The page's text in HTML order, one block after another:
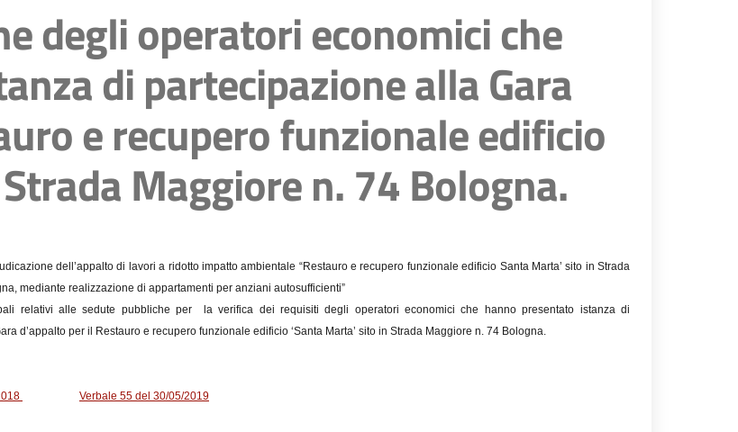
degli operatori economici che
di partecipazione alla Gara
e recupero funzionale edificio
Maggiore n. 74 Bologna.
dell’appalto di lavori a ridotto impatto ambientale “Restauro e recupero funzionale edificio Santa Marta’ sito in Strada
mediante realizzazione di appartamenti per anziani autosufficienti”
relativi alle sedute pubbliche per la verifica dei requisiti degli operatori economici che hanno presentato istanza di
d’appalto per il Restauro e recupero funzionale edificio ‘Santa Marta’ sito in Strada Maggiore n. 74 Bologna.
Verbale 55 del 30/05/2019